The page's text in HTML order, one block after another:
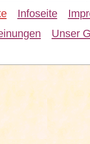
Infoseite
Unser